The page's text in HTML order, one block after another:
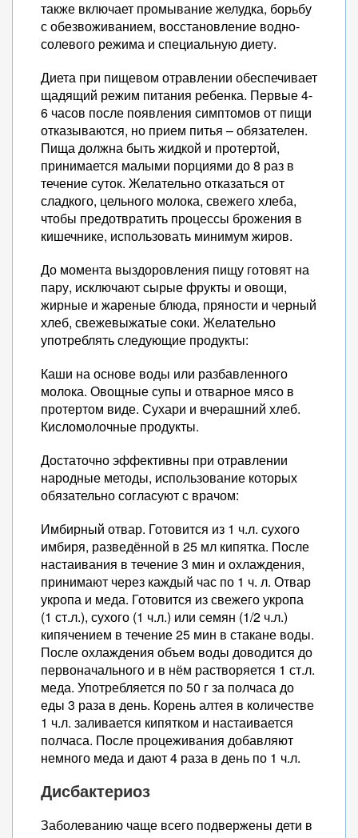
также включает промывание желудка, борьбу
с обезвоживанием, восстановление водно-
солевого режима и специальную диету.
Диета при пищевом отравлении обеспечивает
щадящий режим питания ребенка. Первые 4-
6 часов после появления симптомов от пищи
отказываются, но прием питья – обязателен.
Пища должна быть жидкой и протертой,
принимается малыми порциями до 8 раз в
течение суток. Желательно отказаться от
сладкого, цельного молока, свежего хлеба,
чтобы предотвратить процессы брожения в
кишечнике, использовать минимум жиров.
До момента выздоровления пищу готовят на
пару, исключают сырые фрукты и овощи,
жирные и жареные блюда, пряности и черный
хлеб, свежевыжатые соки. Желательно
употреблять следующие продукты:
Каши на основе воды или разбавленного
молока. Овощные супы и отварное мясо в
протертом виде. Сухари и вчерашний хлеб.
Кисломолочные продукты.
Достаточно эффективны при отравлении
народные методы, использование которых
обязательно согласуют с врачом:
Имбирный отвар. Готовится из 1 ч.л. сухого
имбиря, разведённой в 25 мл кипятка. После
настаивания в течение 3 мин и охлаждения,
принимают через каждый час по 1 ч. л. Отвар
укропа и меда. Готовится из свежего укропа
(1 ст.л.), сухого (1 ч.л.) или семян (1/2 ч.л.)
кипячением в течение 25 мин в стакане воды.
После охлаждения объем воды доводится до
первоначального и в нём растворяется 1 ст.л.
меда. Употребляется по 50 г за полчаса до
еды 3 раза в день. Корень алтея в количестве
1 ч.л. заливается кипятком и настаивается
полчаса. После процеживания добавляют
немного меда и дают 4 раза в день по 1 ч.л.
Дисбактериоз
Заболеванию чаще всего подвержены дети в